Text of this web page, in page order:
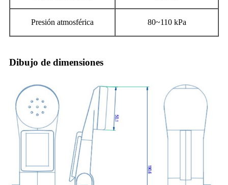
Presión atmosférica 80~110 kPa
Dibujo de dimensiones